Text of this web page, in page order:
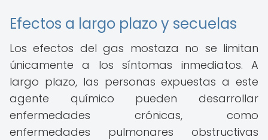
Efectos a largo plazo y secuelas
Los efectos del gas mostaza no se limitan
únicamente a los síntomas inmediatos. A
largo plazo, las personas expuestas a este
agente químico pueden desarrollar
enfermedades crónicas, como
enfermedades pulmonares obstructivas